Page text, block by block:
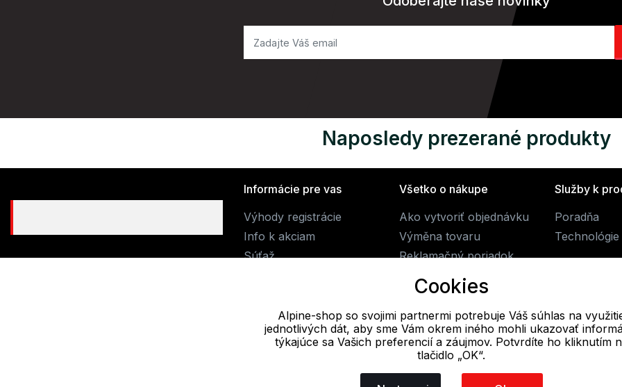
Naposledy prezerané produkty
Informácie pre vas
Výhody registrácie
Info k akciam
Súťaž
Všetko o nákupe
Ako vytvoriť objednávku
Výměna tovaru
Reklamačný poriadok
Obchodné podmienky
Doprava
Služby k
Poradňa
Technológie
E-mail
Online
info@alpine-shop.sk
Cookies
Alpine-shop so svojimi partnermi potrebuje Váš súhlas na
jednotlivých dát, aby sme Vám okrem iného mohli ukazovať
týkajúce sa Vašich preferencií a záujmov. Potvrdíte ho kliknutím
tlačidlo „OK“.